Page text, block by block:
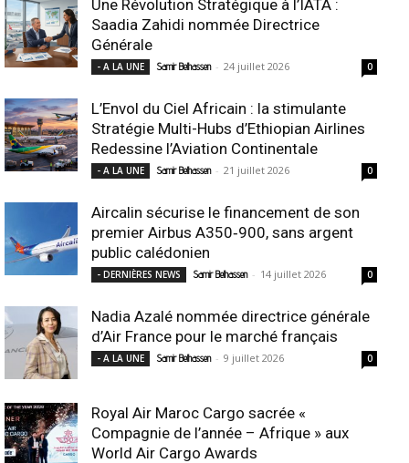
Une Révolution Stratégique à l’IATA :
Saadia Zahidi nommée Directrice
Générale
- A LA UNE Samir Belhassen - 24 juillet 2026 0
L’Envol du Ciel Africain : la stimulante
Stratégie Multi-Hubs d’Ethiopian Airlines
Redessine l’Aviation Continentale
- A LA UNE Samir Belhassen - 21 juillet 2026 0
Aircalin sécurise le financement de son
premier Airbus A350‑900, sans argent
public calédonien
- DERNIÈRES NEWS Samir Belhassen - 14 juillet 2026 0
Nadia Azalé nommée directrice générale
d’Air France pour le marché français
- A LA UNE Samir Belhassen - 9 juillet 2026 0
Royal Air Maroc Cargo sacrée «
Compagnie de l’année – Afrique » aux
World Air Cargo Awards